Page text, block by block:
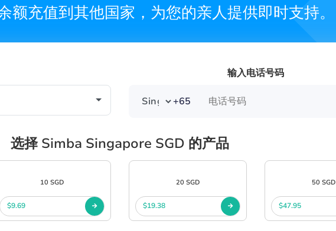
额充值到其他国家，为您的亲人提供即时支持。
输入电话号码
+65
选择 Simba Singapore SGD 的产品
10 SGD
$9.69
20 SGD
$19.38
50 SGD
$47.95